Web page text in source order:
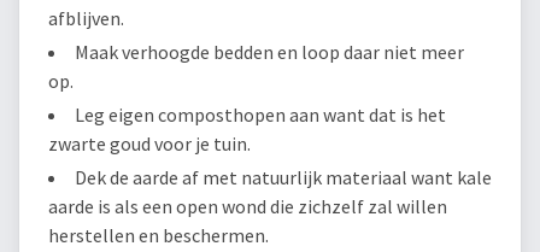
afblijven.
Maak verhoogde bedden en loop daar niet meer
op.
Leg eigen composthopen aan want dat is het
zwarte goud voor je tuin.
Dek de aarde af met natuurlijk materiaal want kale
aarde is als een open wond die zichzelf zal willen
herstellen en beschermen.